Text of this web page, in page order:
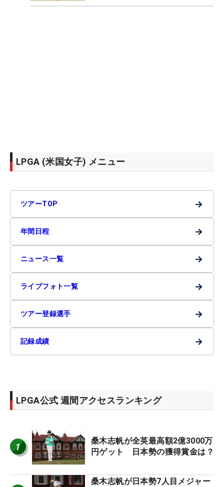
LPGA (米国女子) メニュー
ツアーTOP →
年間日程 →
ニュース一覧 →
ライブフォト一覧 →
ツアー登録選手 →
記録成績 →
LPGA公式 週間アクセスランキング
1
桑木志帆が全英最高額2億3000万
円ゲット 日本勢の獲得賞金は？
桑木志帆が日本勢7人目メジャー